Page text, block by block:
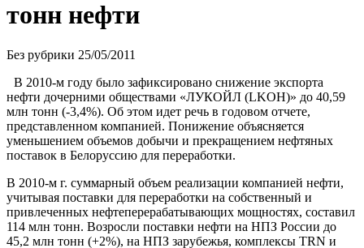
тонн нефти
Без рубрики 25/05/2011
В 2010-м году было зафиксировано снижение экспорта
нефти дочерними обществами «ЛУКОЙЛ (LKOH)» до 40,59
млн тонн (-3,4%). Об этом идет речь в годовом отчете,
представленном компанией. Понижение объясняется
уменьшением объемов добычи и прекращением нефтяных
поставок в Белоруссию для переработки.
В 2010-м г. суммарный объем реализации компанией нефти,
учитывая поставки для переработки на собственный и
привлеченных нефтеперерабатывающих мощностях, составил
114 млн тонн. Возросли поставки нефти на НПЗ России до
45,2 млн тонн (+2%), на НПЗ зарубежья, комплексы TRN и